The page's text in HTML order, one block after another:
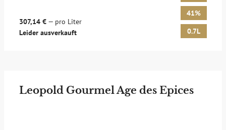
307,14 € — pro Liter
Leider ausverkauft
41%
0.7L
Leopold Gourmel Age des Epices